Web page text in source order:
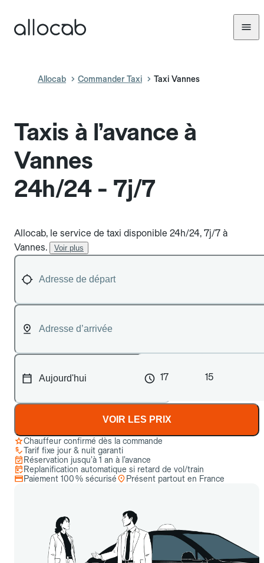
Allocab Commander Taxi Taxi Vannes
Taxis à l’avance à
Vannes
24h/24 - 7j/7
Allocab, le service de taxi disponible 24h/24, 7j/7 à
Vannes.
Voir plus
17 15
VOIR LES PRIX
Chauffeur confirmé dès la commande
Tarif fixe jour & nuit garanti
Réservation jusqu’à 1 an à l’avance
Replanification automatique si retard de vol/train
Paiement 100 % sécurisé
Présent partout en France